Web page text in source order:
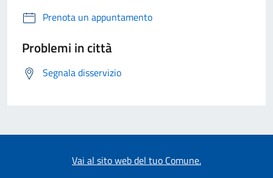
Prenota un appuntamento
Problemi in città
Segnala disservizio
Vai al sito web del tuo Comune.